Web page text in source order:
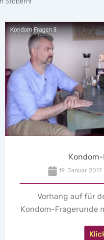
29. September
Unser Kondom-
rund ums
Eines ist